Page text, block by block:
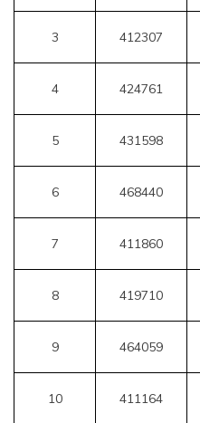
3 412307
4 424761
5 431598
6 468440
7 411860
8 419710
9 464059
10 411164